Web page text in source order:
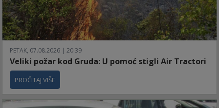
PETAK, 07.08.2026 | 20:39
Veliki požar kod Gruda: U pomoć stigli Air Tractori
PROČITAJ VIŠE